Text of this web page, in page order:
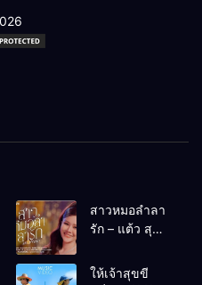
สาวหมอลำลา
รัก – แต้ว สุ
ให้เจ้าสุขขี